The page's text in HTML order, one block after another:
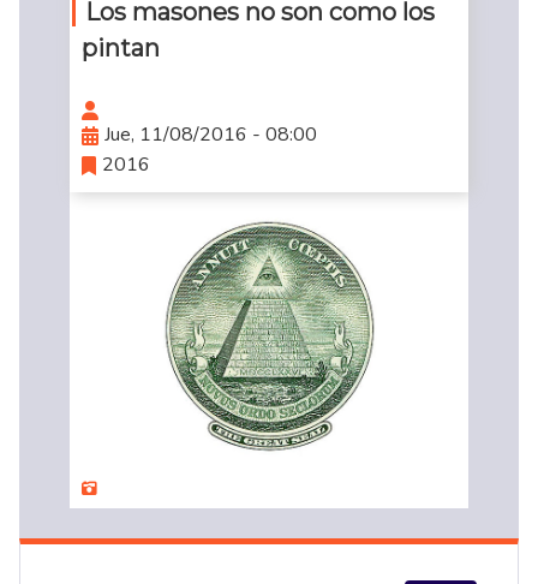
Los masones no son como los
pintan
Jue, 11/08/2016 - 08:00
2016